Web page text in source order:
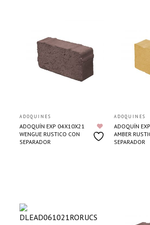
ADOQUINES
ADOQUÍN EXP 04X10X21
WENGUE RUSTICO CON
SEPARADOR
ADOQUINES
ADOQUÍN
AMBER
SEPARADOR